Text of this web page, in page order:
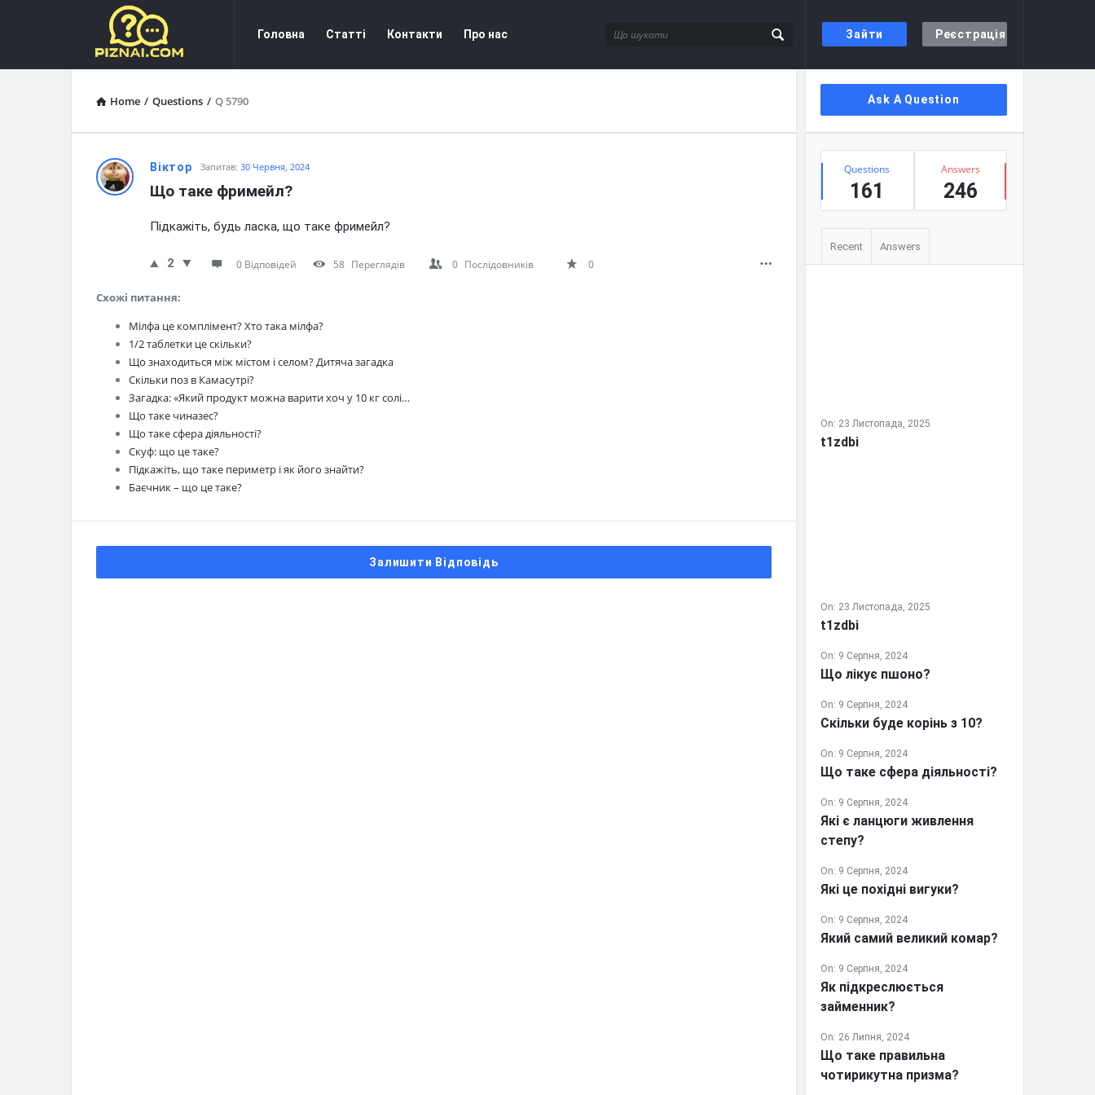
Зайти Реєстрація
Пізнай.com
Navigation
Головна Статті Контакти Про нас
Home / Questions / Q 5790
Пізнай.com
Latest
Questions
Віктор Запитав: 30 Червня, 2024
Що таке фримейл?
Підкажіть, будь ласка, що таке фримейл?
2 0 Відповідей 58 Переглядів 0 Послідовників 0
Схожі питання:
Мілфа це комплімент? Хто така мілфа?
1/2 таблетки це скільки?
Що знаходиться між містом і селом? Дитяча загадка
Скільки поз в Камасутрі?
Загадка: «Який продукт можна варити хоч у 10 кг солі…
Що таке чиназес?
Що таке сфера діяльності?
Скуф: що це таке?
Підкажіть, що таке периметр і як його знайти?
Баєчник – що це таке?
Залишити Відповідь
Сидіння
Ask A Question
Stats
Questions
161
Answers
246
Recent Answers
On: 23 Листопада, 2025
t1zdbi
On: 23 Листопада, 2025
t1zdbi
On: 9 Серпня, 2024
Що лікує пшоно?
On: 9 Серпня, 2024
Скільки буде корінь з 10?
On: 9 Серпня, 2024
Що таке сфера діяльності?
On: 9 Серпня, 2024
Які є ланцюги живлення
степу?
On: 9 Серпня, 2024
Які це похідні вигуки?
On: 9 Серпня, 2024
Який самий великий комар?
On: 9 Серпня, 2024
Як підкреслюється
займенник?
On: 26 Липня, 2024
Що таке правильна
чотирикутна призма?